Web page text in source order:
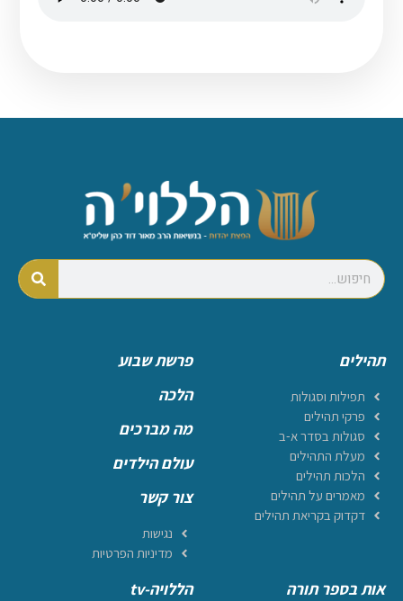
תהילים
תפילות וסגולות
פרקי תהילים
סגולות בסדר א-ב
מעלת התהילים
הלכות תהילים
מאמרים על תהילים
דקדוק בקריאת תהילים
פרשת שבוע
הלכה
מה מברכים
עולם הילדים
צור קשר
נגישות
מדיניות הפרטיות
אות בספר תורה הללויה-tv